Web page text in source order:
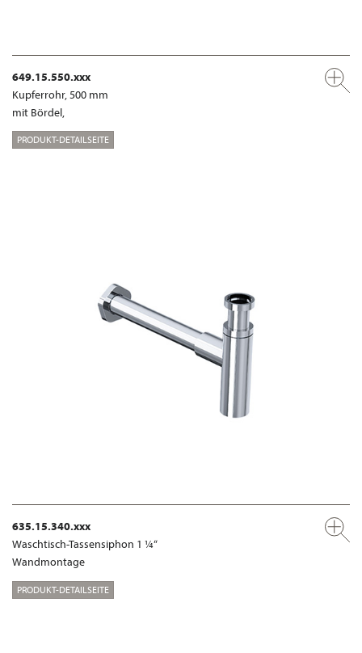
649.15.550.xxx
Kupferrohr, 500 mm
mit Bördel,
PRODUKT-DETAILSEITE
635.15.340.xxx
Waschtisch-Tassensiphon 1 ¼“
Wandmontage
PRODUKT-DETAILSEITE